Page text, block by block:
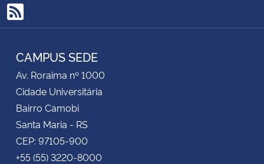
RSS
CAMPUS SEDE
Av. Roraima nº 1000
Cidade Universitária
Bairro Camobi
Santa Maria - RS
CEP: 97105-900
+55 (55) 3220-8000